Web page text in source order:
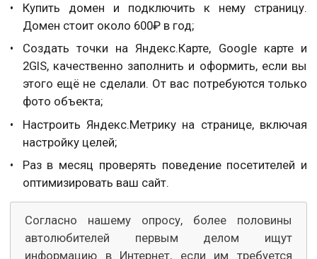
Купить домен и подключить к нему страницу.
Домен стоит около 600₽ в год;
Создать точки на Яндекс.Карте, Google карте и
2GIS, качественно заполнить и оформить, если вы
этого ещё не сделали. От вас потребуются только
фото объекта;
Настроить Яндекс.Метрику на странице, включая
настройку целей;
Раз в месяц проверять поведение посетителей и
оптимизировать ваш сайт.
Согласно нашему опросу, более половины
автолюбителей первым делом ищут
информацию в Интернет, если им требуется